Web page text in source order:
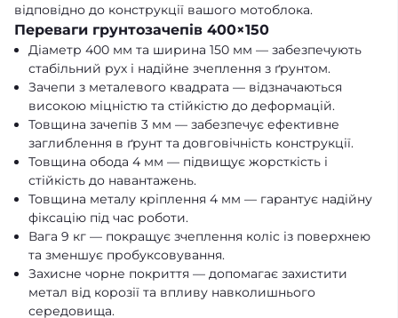
відповідно до конструкції вашого мотоблока.
Переваги грунтозачепів 400×150
Діаметр 400 мм та ширина 150 мм — забезпечують
стабільний рух і надійне зчеплення з ґрунтом.
Зачепи з металевого квадрата — відзначаються
високою міцністю та стійкістю до деформацій.
Товщина зачепів 3 мм — забезпечує ефективне
заглиблення в ґрунт та довговічність конструкції.
Товщина обода 4 мм — підвищує жорсткість і
стійкість до навантажень.
Товщина металу кріплення 4 мм — гарантує надійну
фіксацію під час роботи.
Вага 9 кг — покращує зчеплення коліс із поверхнею
та зменшує пробуксовування.
Захисне чорне покриття — допомагає захистити
метал від корозії та впливу навколишнього
середовища.